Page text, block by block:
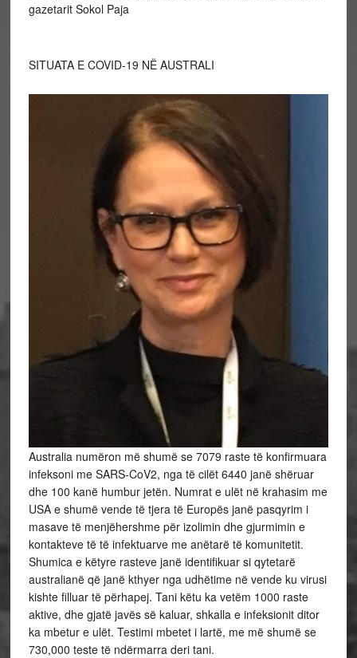
gazetarit Sokol Paja
SITUATA E COVID-19 NË AUSTRALI
Australia numëron më shumë se 7079 raste të konfirmuara
infeksoni me SARS-CoV2, nga të cilët 6440 janë shëruar
dhe 100 kanë humbur jetën. Numrat e ulët në krahasim me
USA e shumë vende të tjera të Europës janë pasqyrim i
masave të menjëhershme për izolimin dhe gjurmimin e
kontakteve të të infektuarve me anëtarë të komunitetit.
Shumica e këtyre rasteve janë identifikuar si qytetarë
australianë që janë kthyer nga udhëtime në vende ku virusi
kishte filluar të përhapej. Tani këtu ka vetëm 1000 raste
aktive, dhe gjatë javës së kaluar, shkalla e infeksionit ditor
ka mbetur e ulët. Testimi mbetet i lartë, me më shumë se
730,000 teste të ndërmarra deri tani.